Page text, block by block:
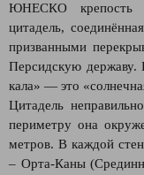
ЮНЕСКО крепость
цитадель,
призванными
Персидскую державу.
кала» — это
Цитадель
периметру она
метров. В каждой
– Орта-Каны